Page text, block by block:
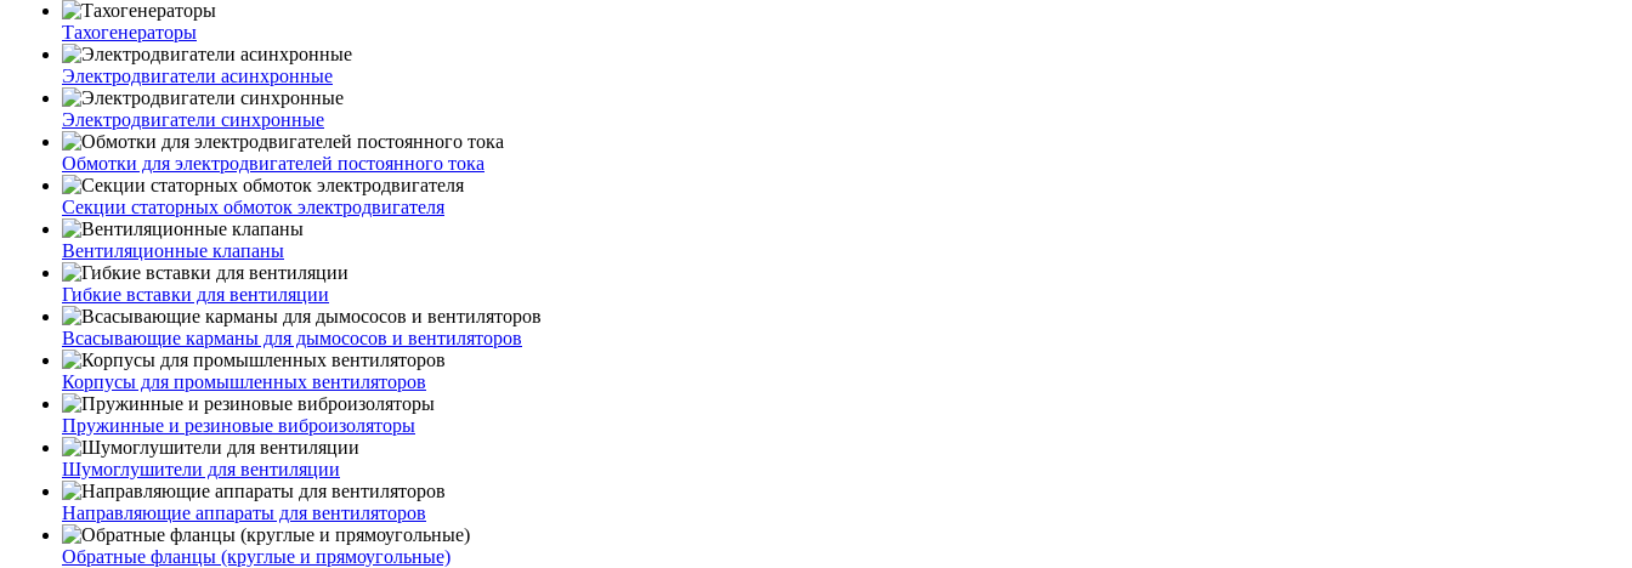
Тахогенераторы
Электродвигатели асинхронные
Электродвигатели синхронные
Обмотки для электродвигателей постоянного тока
Секции статорных обмоток электродвигателя
Вентиляционные клапаны
Гибкие вставки для вентиляции
Всасывающие карманы для дымососов и вентиляторов
Корпусы для промышленных вентиляторов
Пружинные и резиновые виброизоляторы
Шумоглушители для вентиляции
Направляющие аппараты для вентиляторов
Обратные фланцы (круглые и прямоугольные)